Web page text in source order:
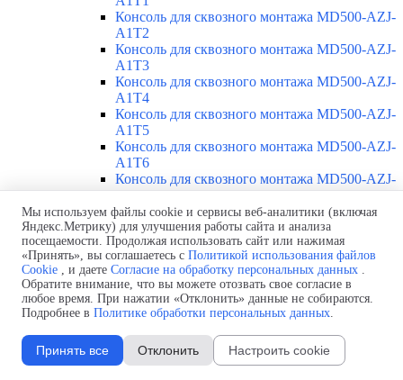
Консоль для сквозного монтажа MD500-AZJ-
A1T2
Консоль для сквозного монтажа MD500-AZJ-
A1T3
Консоль для сквозного монтажа MD500-AZJ-
A1T4
Консоль для сквозного монтажа MD500-AZJ-
A1T5
Консоль для сквозного монтажа MD500-AZJ-
A1T6
Консоль для сквозного монтажа MD500-AZJ-
A1T7
Консоль для сквозного монтажа MD500-AZJ-
A1T8
Консоль для сквозного монтажа MD500-AZJ-
A1T9
Каталоги
Доставка
Стоимость
Inovance MD500T355G
Мы используем файлы cookie и сервисы веб-аналитики (включая
Яндекс.Метрику) для улучшения работы сайта и анализа
посещаемости. Продолжая использовать сайт или нажимая
«Принять», вы соглашаетесь с Политикой использования файлов
Cookie , и даете Согласие на обработку персональных данных .
Обратите внимание, что вы можете отозвать свое согласие в
любое время. При нажатии «Отклонить» данные не собираются.
Подробнее в Политике обработки персональных данных.
Принять все Отклонить Настроить cookie